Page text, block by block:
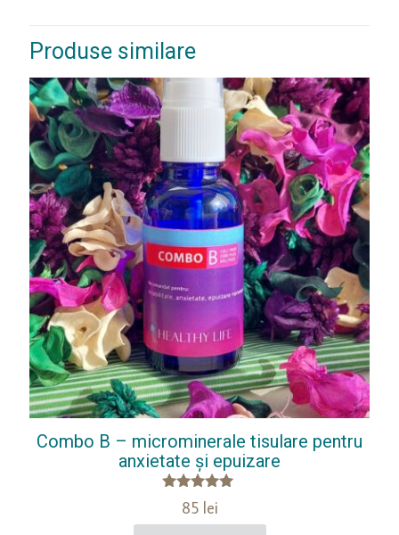
Produse similare
Combo B – microminerale tisulare pentru
anxietate și epuizare
Evaluat la
5.00
din 5
85 lei